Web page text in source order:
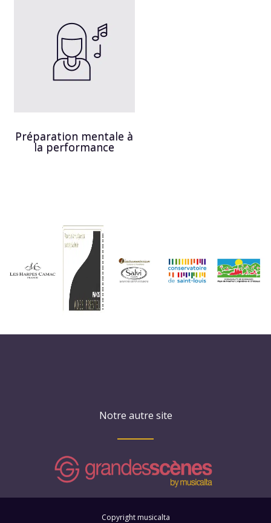
Préparation mentale à
la performance
Notre autre site
Copyright musicalta